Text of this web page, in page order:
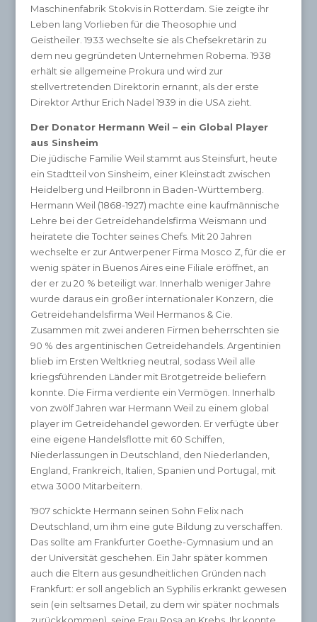
Maschinenfabrik Stokvis in Rotterdam. Sie zeigte ihr
Leben lang Vorlieben für die Theosophie und
Geistheiler. 1933 wechselte sie als Chefsekretärin zu
dem neu gegründeten Unternehmen Robema. 1938
erhält sie allgemeine Prokura und wird zur
stellvertretenden Direktorin ernannt, als der erste
Direktor Arthur Erich Nadel 1939 in die USA zieht.
Der Donator Hermann Weil – ein Global Player
aus Sinsheim
Die jüdische Familie Weil stammt aus Steinsfurt, heute
ein Stadtteil von Sinsheim, einer Kleinstadt zwischen
Heidelberg und Heilbronn in Baden-Württemberg.
Hermann Weil (1868-1927) machte eine kaufmännische
Lehre bei der Getreidehandelsfirma Weismann und
heiratete die Tochter seines Chefs. Mit 20 Jahren
wechselte er zur Antwerpener Firma Mosco Z, für die er
wenig später in Buenos Aires eine Filiale eröffnet, an
der er zu 20 % beteiligt war. Innerhalb weniger Jahre
wurde daraus ein großer internationaler Konzern, die
Getreidehandelsfirma Weil Hermanos & Cie.
Zusammen mit zwei anderen Firmen beherrschten sie
90 % des argentinischen Getreidehandels. Argentinien
blieb im Ersten Weltkrieg neutral, sodass Weil alle
kriegsführenden Länder mit Brotgetreide beliefern
konnte. Die Firma verdiente ein Vermögen. Innerhalb
von zwölf Jahren war Hermann Weil zu einem global
player im Getreidehandel geworden. Er verfügte über
eine eigene Handelsflotte mit 60 Schiffen,
Niederlassungen in Deutschland, den Niederlanden,
England, Frankreich, Italien, Spanien und Portugal, mit
etwa 3000 Mitarbeitern.
1907 schickte Hermann seinen Sohn Felix nach
Deutschland, um ihm eine gute Bildung zu verschaffen.
Das sollte am Frankfurter Goethe-Gymnasium und an
der Universität geschehen. Ein Jahr später kommen
auch die Eltern aus gesundheitlichen Gründen nach
Frankfurt: er soll angeblich an Syphilis erkrankt gewesen
sein (ein seltsames Detail, zu dem wir später nochmals